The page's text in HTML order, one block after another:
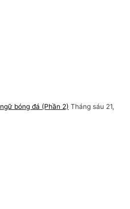
bóng đá (Phần 2) Tháng sáu 21,